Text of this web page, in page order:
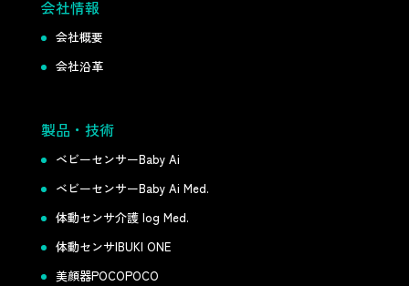
会社情報
会社概要
会社沿革
製品・技術
ベビーセンサーBaby Ai
ベビーセンサーBaby Ai Med.
体動センサ介護 log Med.
体動センサIBUKI ONE
美顔器POCOPOCO